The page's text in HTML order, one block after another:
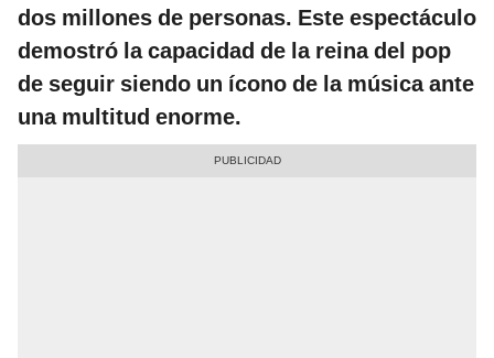
dos millones de personas. Este espectáculo
demostró la capacidad de la reina del pop
de seguir siendo un ícono de la música ante
una multitud enorme.